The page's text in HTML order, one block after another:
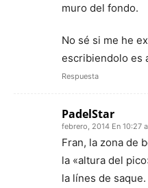
muro del fondo.
No sé si me he
escribiendolo es
Respuesta
PadelStar
febrero, 2014 En 10:27
Fran, la zona de
la «altura del
la línes de